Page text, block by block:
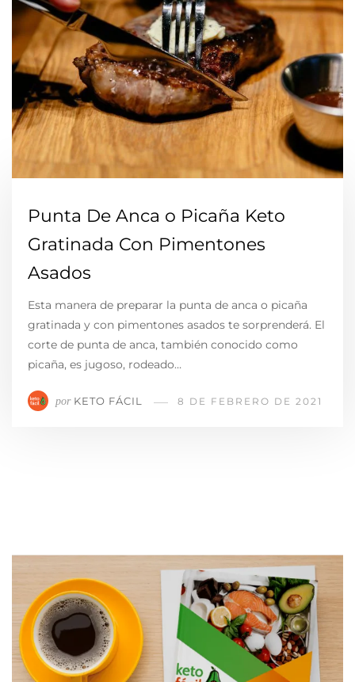
Punta De Anca o Picaña Keto
Gratinada Con Pimentones
Asados
Esta manera de preparar la punta de anca o picaña
gratinada y con pimentones asados te sorprenderá. El
corte de punta de anca, también conocido como
picaña, es jugoso, rodeado…
por KETO FÁCIL 8 DE FEBRERO DE 2021